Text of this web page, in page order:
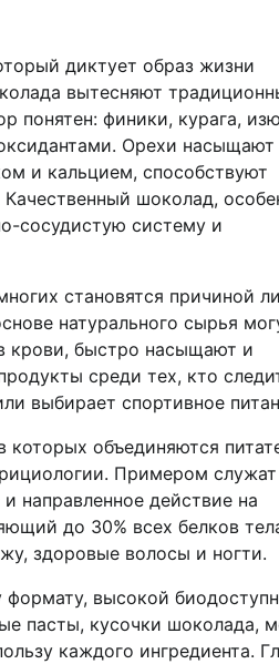
диктует образ жизни
вытесняют
понятен: финики, курага,
Орехи насыщают
и кальцием, способствуют
шоколад,
сосудистую систему и
становятся причиной
натурального сырья
крови, быстро насыщают и
среди тех, кто
выбирает спортивное
которых объединяются
Примером служат
направленное действие на
до 30% всех белков
здоровые волосы и ногти.
формату, высокой
пасты, кусочки шоколада,
каждого ингредиента.